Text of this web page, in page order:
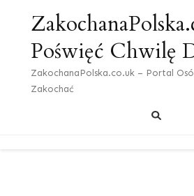
Poświęć Chwilę
ZakochanaPolska.co.uk – Portal
Zakochać